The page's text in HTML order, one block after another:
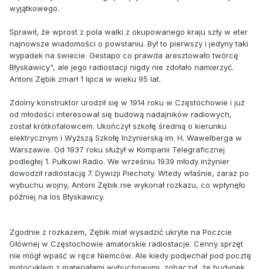
wyjątkowego.
Sprawił, że wprost z pola walki z okupowanego kraju szły w eter
najnowsze wiadomości o powstaniu. Był to pierwszy i jedyny taki
wypadek na świecie. Gestapo co prawda aresztowało twórcę
Błyskawicy", ale jego radiostacji nigdy nie zdołało namierzyć.
Antoni Zębik zmarł 1 lipca w wieku 95 lat.
Zdolny konstruktor urodził się w 1914 roku w Częstochowie i już
od młodości interesował się budową nadajników radiowych,
został krótkofalowcem. Ukończył szkołę średnią o kierunku
elektrycznym i Wyższą Szkołę Inżynierską im. H. Wawelberga w
Warszawie. Od 1937 roku służył w Kompanii Telegraficznej
podległej 1. Pułkowi Radio. We wrześniu 1939 młody inżynier
dowodził radiostacją 7. Dywizji Piechoty. Wtedy właśnie, zaraz po
wybuchu wojny, Antoni Zębik nie wykonał rozkazu, co wpłynęło
później na los Błyskawicy.
Zgodnie z rozkazem, Zębik miał wysadzić ukryte na Poczcie
Głównej w Częstochowie amatorskie radiostacje. Cenny sprzęt
nie mógł wpaść w ręce Niemców. Ale kiedy podjechał pod pocztę